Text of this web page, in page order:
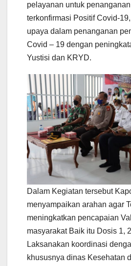
pelayanan untuk
terkonfirmasi Positif Covid-
upaya dalam penanganan
Covid – 19 dengan
Yustisi dan KRYD.
Dalam Kegiatan tersebut
menyampaikan arahan agar
meningkatkan pencapaian
masyarakat Baik itu Dosis 1,
Laksanakan koordinasi
khususnya dinas Kesehatan